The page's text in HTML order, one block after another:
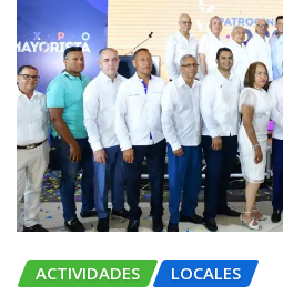
ACTIVIDADES LOCALES